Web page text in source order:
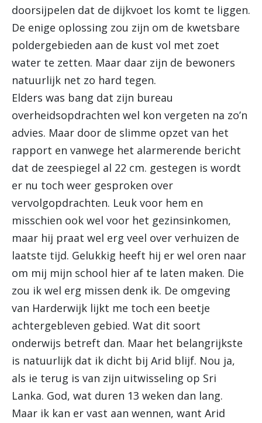
doorsijpelen dat de dijkvoet los komt te liggen.
De enige oplossing zou zijn om de kwetsbare
poldergebieden aan de kust vol met zoet
water te zetten. Maar daar zijn de bewoners
natuurlijk net zo hard tegen.
Elders was bang dat zijn bureau
overheidsopdrachten wel kon vergeten na zo’n
advies. Maar door de slimme opzet van het
rapport en vanwege het alarmerende bericht
dat de zeespiegel al 22 cm. gestegen is wordt
er nu toch weer gesproken over
vervolgopdrachten. Leuk voor hem en
misschien ook wel voor het gezinsinkomen,
maar hij praat wel erg veel over verhuizen de
laatste tijd. Gelukkig heeft hij er wel oren naar
om mij mijn school hier af te laten maken. Die
zou ik wel erg missen denk ik. De omgeving
van Harderwijk lijkt me toch een beetje
achtergebleven gebied. Wat dit soort
onderwijs betreft dan. Maar het belangrijkste
is natuurlijk dat ik dicht bij Arid blijf. Nou ja,
als ie terug is van zijn uitwisseling op Sri
Lanka. God, wat duren 13 weken dan lang.
Maar ik kan er vast aan wennen, want Arid